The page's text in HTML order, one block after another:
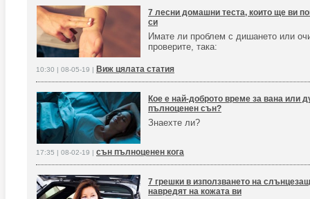
7 лесни домашни теста, които ще ви
си
Имате ли проблем с дишането или
проверите, така:
10:30 | 08-05-19 | Виж цялата статия
Кое е най-доброто време за вана или
пълноценен сън?
Знаехте ли?
17:35 | 08-02-19 | сън пълноценен кога
7 грешки в използването на
навредят на кожата ви